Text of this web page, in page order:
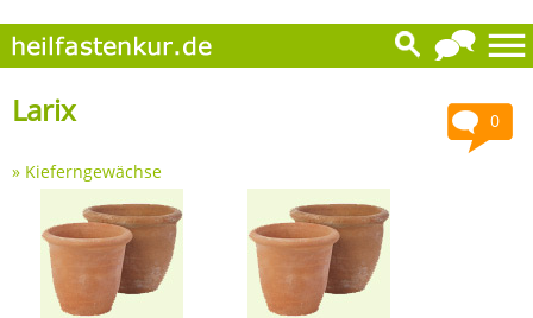
0
Larix
» Kieferngewächse